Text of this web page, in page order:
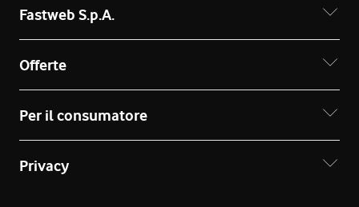
Fastweb S.p.A.
Offerte
Per il consumatore
Privacy